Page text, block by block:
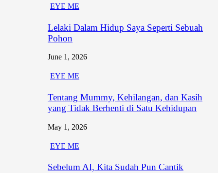
EYE ME
Lelaki Dalam Hidup Saya Seperti Sebuah
Pohon
June 1, 2026
EYE ME
Tentang Mummy, Kehilangan, dan Kasih
yang Tidak Berhenti di Satu Kehidupan
May 1, 2026
EYE ME
Sebelum AI, Kita Sudah Pun Cantik